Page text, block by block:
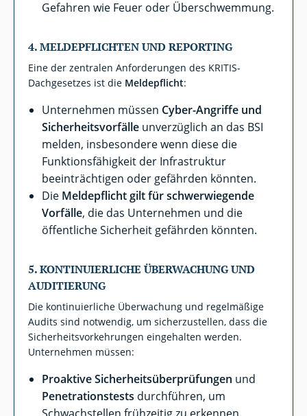
Gefahren wie Feuer oder Überschwemmung.
4.MELDEPFLICHTEN UND REPORTING
Eine der zentralen Anforderungen des KRITIS-
Dachgesetzes ist die Meldepflicht:
Unternehmen müssen Cyber-Angriffe und
Sicherheitsvorfälle unverzüglich an das BSI
melden, insbesondere wenn diese die
Funktionsfähigkeit der Infrastruktur
beeinträchtigen oder gefährden könnten.
Die Meldepflicht gilt für schwerwiegende
Vorfälle, die das Unternehmen und die
öffentliche Sicherheit gefährden könnten.
5.KONTINUIERLICHE ÜBERWACHUNG UND
AUDITIERUNG
Die kontinuierliche Überwachung und regelmäßige
Audits sind notwendig, um sicherzustellen, dass die
Sicherheitsvorkehrungen eingehalten werden.
Unternehmen müssen:
Proaktive Sicherheitsüberprüfungen und
Penetrationstests durchführen, um